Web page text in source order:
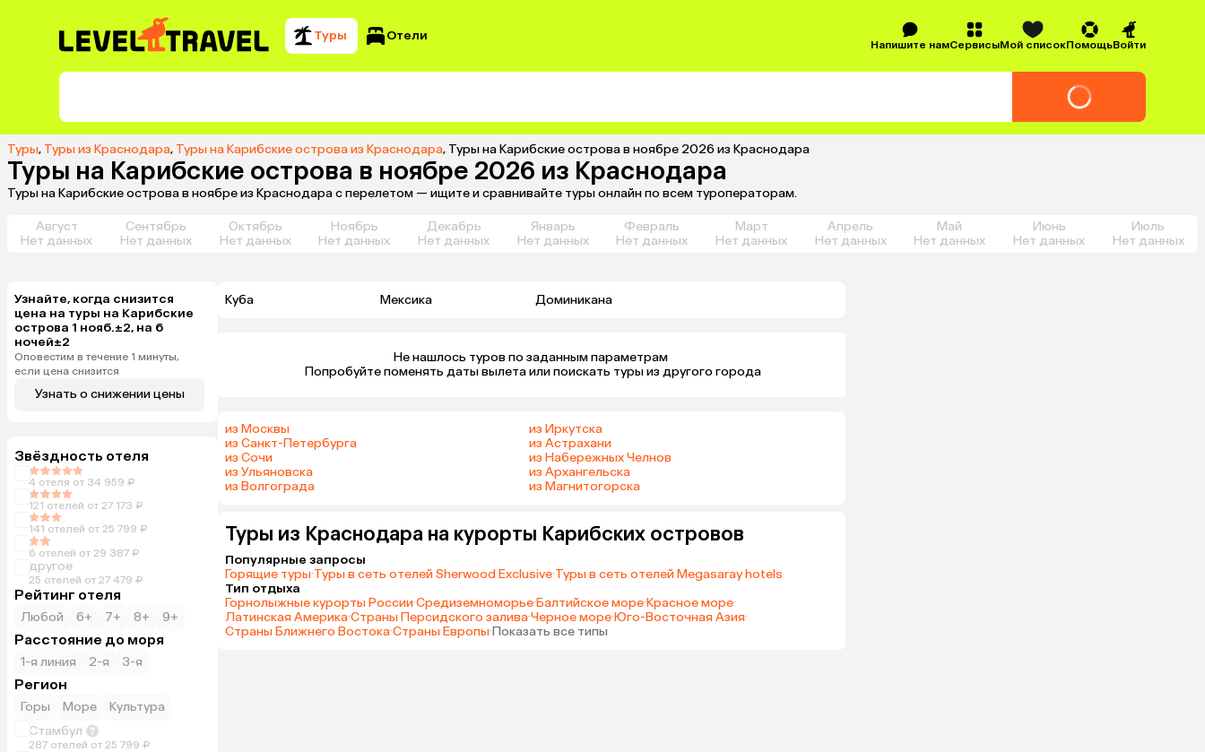
Туры Отели
Напишите намСервисыМой списокПомощьВойти
Туры, Туры из Краснодара, Туры на Карибские острова из Краснодара, Туры на Карибские острова в ноябре 2026 из Краснодара
Туры на Карибские острова в ноябре 2026 из Краснодара
Туры на Карибские острова в ноябре из Краснодара с перелетом — ищите и сравнивайте туры онлайн по всем туроператорам.
Август
Нет данных
Сентябрь
Нет данных
Октябрь
Нет данных
Ноябрь
Нет данных
Декабрь
Нет данных
Январь
Нет данных
Февраль
Нет данных
Март
Нет данных
Апрель
Нет данных
Май
Нет данных
Июнь
Нет данных
Июль
Нет данных
Узнайте, когда снизится
цена на туры на Карибские
острова 1 нояб.±2, на 6
ночей±2
Оповестим в течение 1 минуты,
если цена снизится
Узнать о снижении цены
Звёздность отеля
4 отеля от 34 959 ₽
121 отелей от 27 173 ₽
141 отелей от 25 799 ₽
6 отелей от 29 387 ₽
другое
25 отелей от 27 479 ₽
Рейтинг отеля
Любой 6+ 7+ 8+ 9+
Расстояние до моря
1-я линия 2-я 3-я
Регион
Горы Море
Культура
Стамбул
287 отелей от 25 799 ₽
Куба Мексика Доминикана
Не нашлось туров по заданным параметрам
Попробуйте поменять даты вылета или поискать туры из другого города
из Москвы
из Санкт-Петербурга
из Сочи
из Ульяновска
из Волгограда
из Иркутска
из Астрахани
из Набережных Челнов
из Архангельска
из Магнитогорска
Туры из Краснодара на курорты Карибских островов
Популярные запросы
Горящие туры·Туры в сеть отелей Sherwood Exclusive·Туры в сеть отелей Megasaray hotels
Тип отдыха
Горнолыжные курорты России·Средиземноморье·Балтийское море·Красное море·
Латинская Америка·Страны Персидского залива·Черное море·Юго-Восточная Азия·
Страны Ближнего Востока·Страны Европы·Показать все типы